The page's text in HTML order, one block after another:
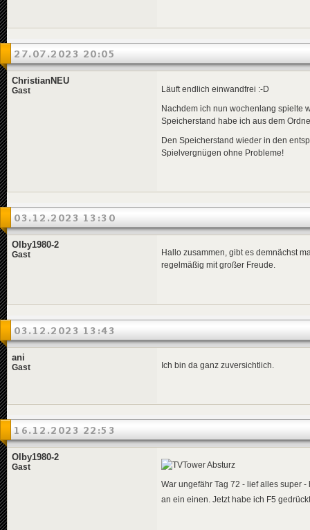
27.07.2023 20:05
ChristianNEU
Gast Läuft endlich einwandfrei :-D
Nachdem ich nun wochenlang spielte
Speicherstand habe ich aus dem
Den Speicherstand wieder in den
Spielvergnügen ohne Probleme!
03.12.2023 13:30
Olby1980-2
Gast
Hallo zusammen, gibt es demnächst
regelmäßig mit großer Freude.
03.12.2023 13:43
ani
Gast Ich bin da ganz zuversichtlich.
16.12.2023 22:53
Olby1980-2
Gast
War ungefähr Tag 72 - lief alles super
an ein einen. Jetzt habe ich F5